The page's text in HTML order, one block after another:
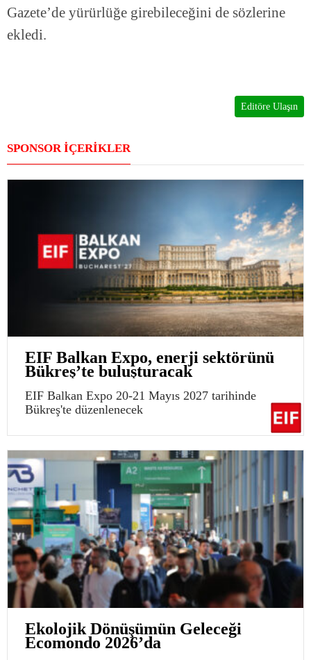
Gazete’de yürürlüğe girebileceğini de sözlerine
ekledi.
Editöre Ulaşın
SPONSOR İÇERİKLER
EIF Balkan Expo, enerji sektörünü
Bükreş’te buluşturacak
EIF Balkan Expo 20-21 Mayıs 2027 tarihinde
Bükreş'te düzenlenecek
Ekolojik Dönüşümün Geleceği
Ecomondo 2026’da